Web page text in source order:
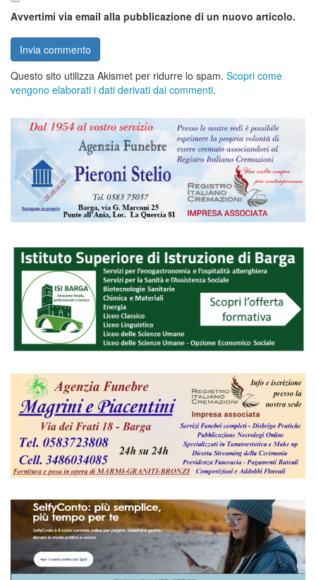
Avvertimi via email alla pubblicazione di un nuovo articolo.
Questo sito utilizza Akismet per ridurre lo spam. Scopri come
vengono elaborati i dati derivati dai commenti.